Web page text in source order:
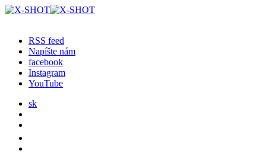
RSS feed
Napíšte nám
facebook
Instagram
YouTube
sk